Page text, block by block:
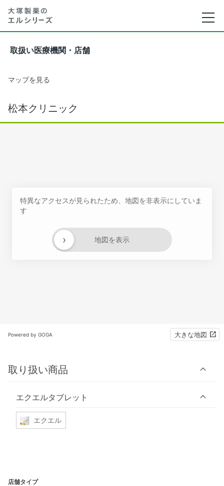
取扱い医療機関・店舗
マップを見る
松本クリニック
特異なアクセスが見られたため、地図を非表示にしていま
す
地図を表示
›
Powered by GOGA 大きな地図
取り扱い商品
エクエルタブレット
エクエル
店舗タイプ